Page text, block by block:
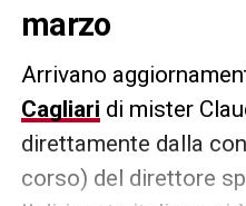
marzo
Arrivano
Cagliari di mister
direttamente dalla
corso) del direttore